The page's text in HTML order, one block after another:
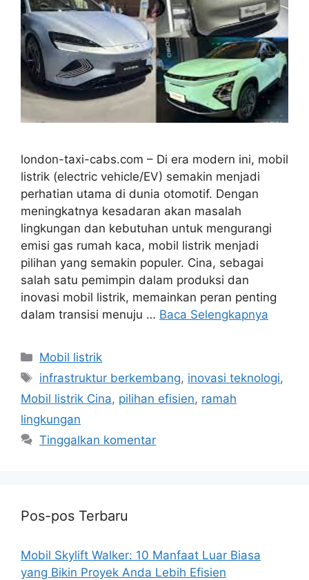
london-taxi-cabs.com – Di era modern ini, mobil
listrik (electric vehicle/EV) semakin menjadi
perhatian utama di dunia otomotif. Dengan
meningkatnya kesadaran akan masalah
lingkungan dan kebutuhan untuk mengurangi
emisi gas rumah kaca, mobil listrik menjadi
pilihan yang semakin populer. Cina, sebagai
salah satu pemimpin dalam produksi dan
inovasi mobil listrik, memainkan peran penting
dalam transisi menuju … Baca Selengkapnya
Kategori
Mobil listrik
Tag
infrastruktur berkembang, inovasi teknologi,
Mobil listrik Cina, pilihan efisien, ramah
lingkungan
Tinggalkan komentar
Pos-pos Terbaru
Mobil Skylift Walker: 10 Manfaat Luar Biasa
yang Bikin Proyek Anda Lebih Efisien